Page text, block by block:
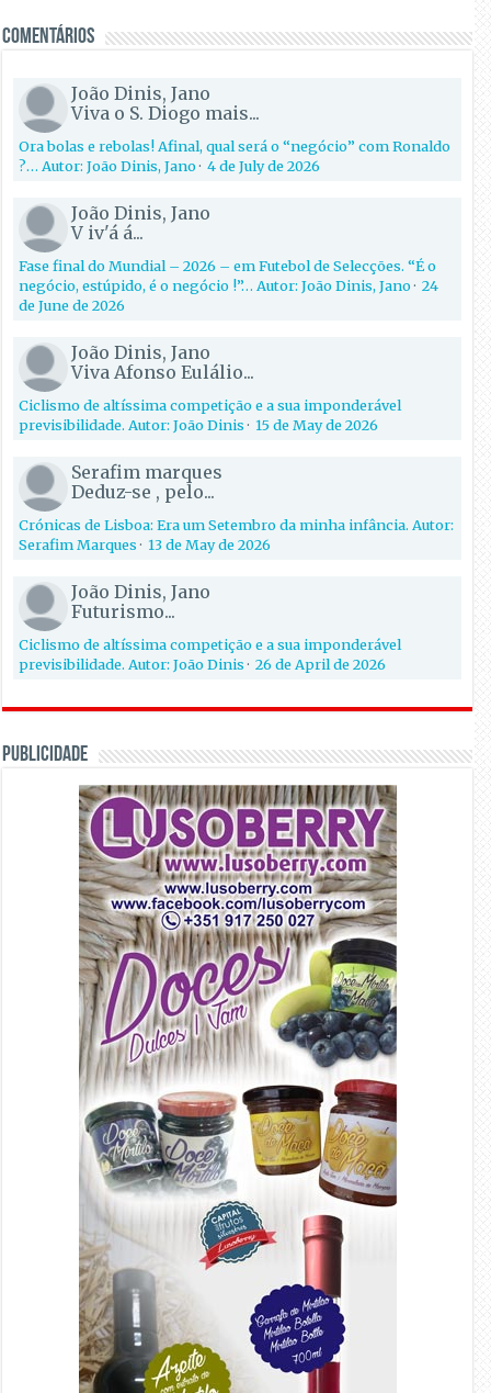
Comentários
João Dinis, Jano
Viva o S. Diogo mais...
Ora bolas e rebolas! Afinal, qual será o “negócio” com Ronaldo
?… Autor: João Dinis, Jano·4 de July de 2026
João Dinis, Jano
V iv'á á...
Fase final do Mundial – 2026 – em Futebol de Selecções. “É o
negócio, estúpido, é o negócio !”… Autor: João Dinis, Jano·24
de June de 2026
João Dinis, Jano
Viva Afonso Eulálio...
Ciclismo de altíssima competição e a sua imponderável
previsibilidade. Autor: João Dinis·15 de May de 2026
Serafim marques
Deduz-se , pelo...
Crónicas de Lisboa: Era um Setembro da minha infância. Autor:
Serafim Marques·13 de May de 2026
João Dinis, Jano
Futurismo...
Ciclismo de altíssima competição e a sua imponderável
previsibilidade. Autor: João Dinis·26 de April de 2026
PUBLICIDADE